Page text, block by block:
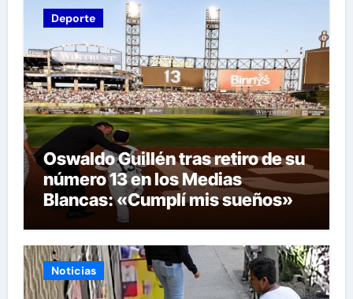
Deporte
Oswaldo Guillén tras retiro de su
número 13 en los Medias
Blancas: «Cumplí mis sueños»
Noticias